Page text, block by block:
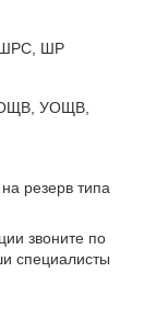
ШРС, ШР
ОЩВ, УОЩВ,
резерв типа
звоните по
специалисты